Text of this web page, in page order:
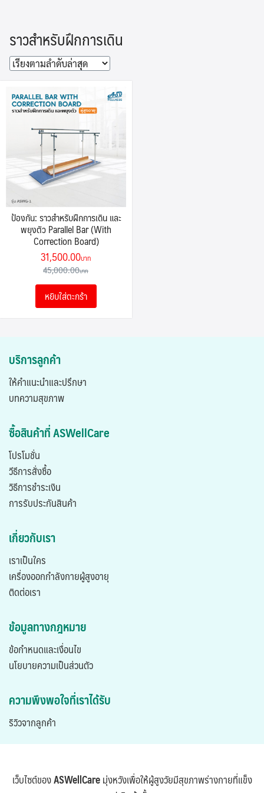
content
ราวสำหรับฝึกการเดิน
ป้องกัน: ราวสำหรับฝึกการเดิน และ
พยุงตัว Parallel Bar (With
Correction Board)
45,000.00
Original
price
was:
45,000.00฿.
31,500.00
is:
หยิบใส่ตะกร้า
บริการลูกค้า
ให้คำแนะนำและปรึกษา
บทความสุขภาพ
ซื้อสินค้าที่ ASWellCare
โปรโมชั่น
วีธีการสั่งซื้อ
วิธีการชำระเงิน
การรับประกันสินค้า
เกี่ยวกับเรา
เราเป็นใคร
เครื่องออกกำลังกายผู้สูงอายุ
ติดต่อเรา
ข้อมูลทางกฎหมาย
ข้อกำหนดและเงื่อนไข
นโยบายความเป็นส่วนตัว
ความพึงพอใจที่เราได้รับ
ริวิวจากลูกค้า
เว็บไซต์ของASWellCareมุ่งหวังเพื่อให้ผู้สูงวัยมีสุขภาพร่างกายที่แข็ง